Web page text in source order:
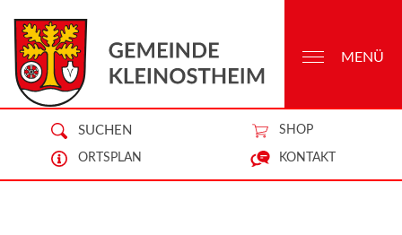
SUCHEN SHOP
ORTSPLAN KONTAKT
MENÜ